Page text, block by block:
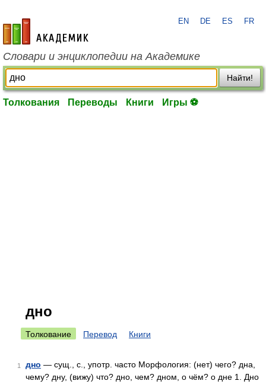
academic.ru
EN DE ES FR
Словари и энциклопедии на Академике
Найти!
Толкования Переводы Книги Игры ⚽
дно
Толкование Перевод Книги
1 дно — сущ., с., употр. часто Морфология: (нет) чего? дна,
чему? дну, (вижу) что? дно, чем? дном, о чём? о дне 1. Дно